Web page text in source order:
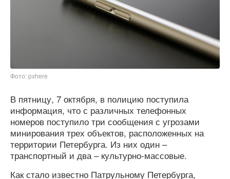
Фото: pxhere
В пятницу, 7 октября, в полицию поступила
информация, что с различных телефонных
номеров поступило три сообщения с угрозами
минирования трех объектов, расположенных на
территории Петербурга. Из них один –
транспортный и два – культурно-массовые.
Как стало известно Патрульному Петербурга,